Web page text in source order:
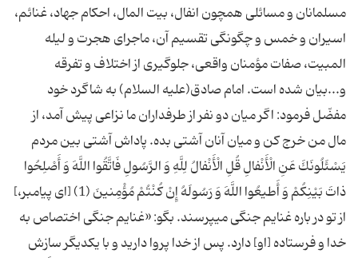
مسلمانان و مسائلى همچون انفال، بیت المال، احكام جهاد، غنائم،
اسیران و خمس و چگونگى تقسیم آن، ماجراى هجرت و لیله
المبیت، صفات مؤمنان واقعى، جلوگیرى از اختلاف و تفرقه
و...بیان شده است. امام صادق(علیه السلام) به شاگرد خود
مفضّل فرمود: اگر میان دو نفر از طرفداران ما نزاعى پیش آمد، از
مال من خرج كن و میان آنان آشتى بده. پاداش آشتی بین مردم
یَسْئَلُونَكَ عَنِ الْأَنْفالِ قُلِ الْأَنْفالُ لِلَّهِ وَ الرَّسُولِ فَاتَّقُوا اللَّهَ وَ أَصْلِحُوا
ذاتَ بَیْنِكُمْ وَ أَطیعُوا اللَّهَ وَ رَسُولَهُ إِنْ كُنْتُمْ مُؤْمِنینَ (1) [اى پیامبر،]
از تو در باره غنایم جنگى مى‏پرسند. بگو: «غنایم جنگى اختصاص به
خدا و فرستاده [او] دارد. پس از خدا پروا دارید و با یكدیگر سازش